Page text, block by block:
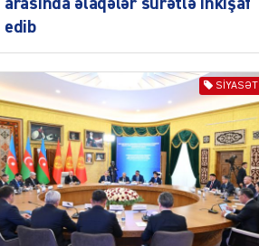
arasında əlaqələr sürətlə inkişaf
edib
SIYASƏT